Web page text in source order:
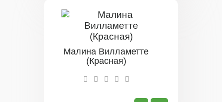
Малина Вилламетте
(Красная)